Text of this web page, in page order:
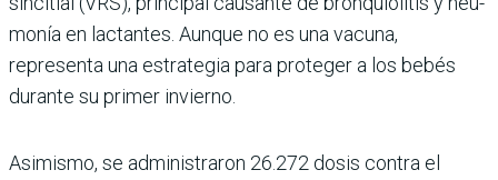
monía en lactantes. Aunque no es una vacuna,
representa una estrategia para proteger a los bebés
durante su primer invierno.
Asimismo, se administra­ron 26.272 dosis contra el